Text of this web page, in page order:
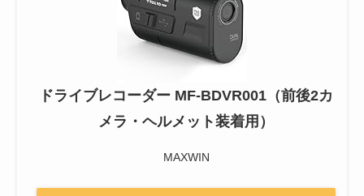
ドライブレコーダー MF-BDVR001（前後2カ
メラ・ヘルメット装着用）
MAXWIN